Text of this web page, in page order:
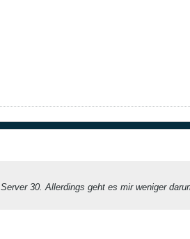
30. Allerdings geht es mir weniger